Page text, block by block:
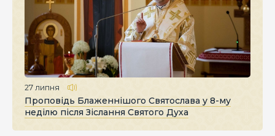
27 липня
Проповідь Блаженнішого Святослава у 8-му
неділю після Зіслання Святого Духа